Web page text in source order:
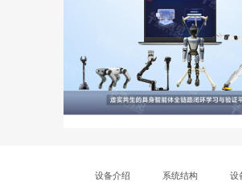
设备介绍 系统结构 设